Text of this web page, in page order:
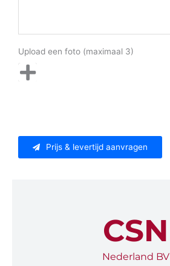
Upload een foto (maximaal 3)
Prijs & levertijd aanvragen
CSN
Nederland BV